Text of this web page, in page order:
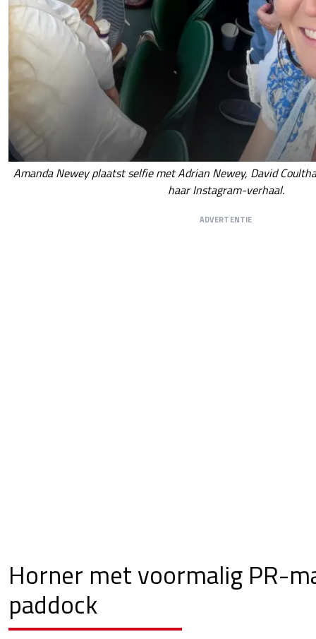
Amanda Newey plaatst selfie met Adrian Newey, David
haar Instagram-verhaal.
ADVERTENTIE
Horner met voormalig PR-
paddock